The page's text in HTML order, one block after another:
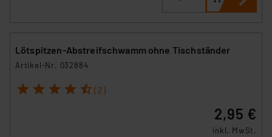
Lötspitzen-Abstreifschwamm ohne Tischständer
Artikel-Nr. 032884
1 2 3 4 5 (2)
2,95 €
inkl. MwSt.